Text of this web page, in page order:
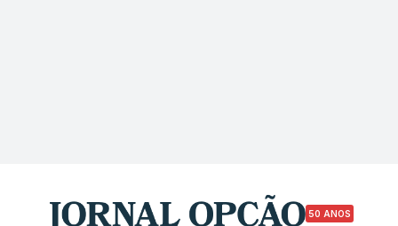
50 ANOS